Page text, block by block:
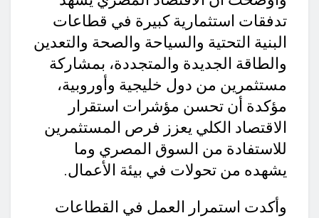
تدفقات استثمارية كبيرة في قطاعات
البنية التحتية والسياحة والصحة والتعدين
والطاقة الجديدة والمتجددة، بمشاركة
مستثمرين من دول خليجية وأوروبية،
مؤكدة أن تحسن مؤشرات استقرار
الاقتصاد الكلي يعزز فرص المستثمرين
للاستفادة من السوق المصري وما
يشهده من تحولات في بيئة الأعمال.
وأكدت استمرار العمل في القطاعات